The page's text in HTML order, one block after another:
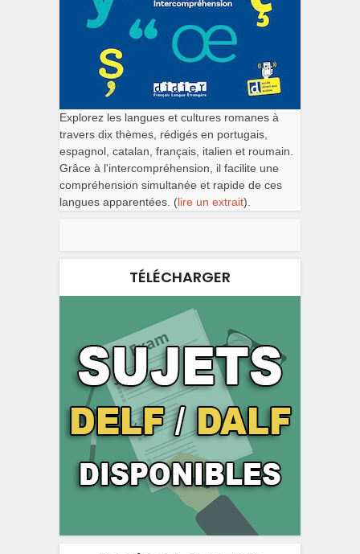
Explorez les langues et cultures romanes à
travers dix thèmes, rédigés en portugais,
espagnol, catalan, français, italien et roumain.
Grâce à l'intercompréhension, il facilite une
compréhension simultanée et rapide de ces
langues apparentées. (lire un extrait).
TÉLÉCHARGER